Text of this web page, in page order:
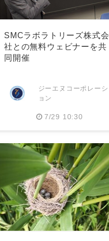
SMCラボラトリーズ株式会
社との無料ウェビナーを共
同開催
ジーエヌコーポレーシ
ョン
7/29 10:30